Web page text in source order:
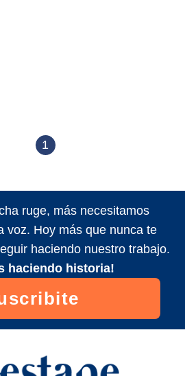
1
ruge, más necesitamos
voz. Hoy más que nunca te
haciendo nuestro trabajo.
haciendo historia!